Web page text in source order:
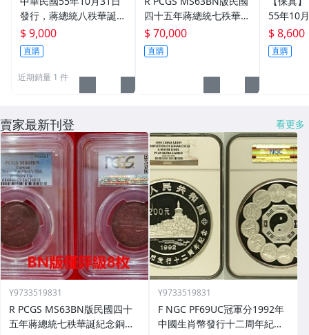
發行，蔣總統八秩華誕雙
鶴牡丹紀念銀章，直徑3
3mm，重約17.5克，美
品，銀光強~
$ 9,000
直購
近期銷量 1 件
四十五年蔣總統七秩華誕
紀念銅章壹枚《BN版僅8
枚評級/BN版逆勢上漲，
前景樂觀！》
$ 70,000
直購
55年10
蔣中正
鶴牡丹
使用無
$ 8,600
直購
賣家最新刊登 看更多
Y9733519831
R PCGS MS63BN版民國四十
五年蔣總統七秩華誕紀念銅章
Y9733519831
F NGC PF69UC冠軍分1992年
中國生肖幣發行十二周年紀念